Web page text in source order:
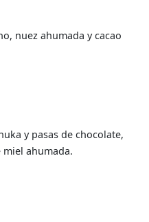
nuez ahumada y cacao
y pasas de chocolate,
ahumada.